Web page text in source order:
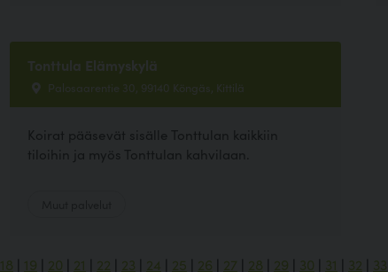
Tonttula Elämyskylä
Palosaarentie 30, 99140 Köngäs, Kittilä
Koirat pääsevät sisälle Tonttulan kaikkiin
tiloihin ja myös Tonttulan kahvilaan.
18 19 20 21 22 23 24 25 26 27 28 29 30 31 32 33